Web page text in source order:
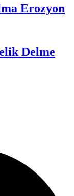
Erozyon
Delme